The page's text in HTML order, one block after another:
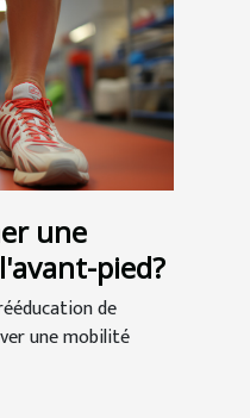
une
pied?
de
une mobilité